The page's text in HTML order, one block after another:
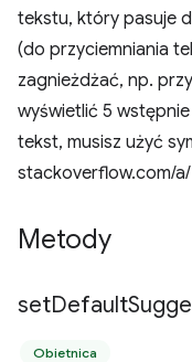
tekstu, który pasuje
(do przyciemniania
zagnieżdżać, np.
wyświetlić 5
tekst, musisz użyć
stackoverflow.com/
Metody
setDefault
Obietnica